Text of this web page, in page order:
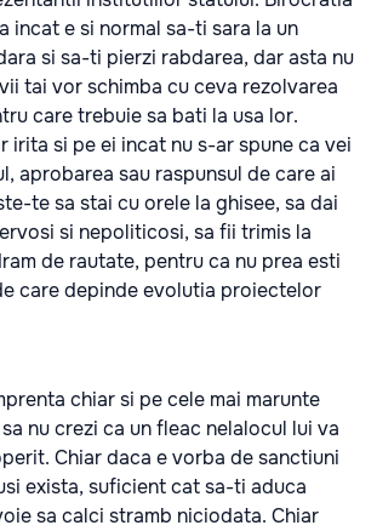
incat e si normal sa-ti sara la un
si sa-ti pierzi rabdarea, dar asta nu
tai vor schimba cu ceva rezolvarea
care trebuie sa bati la usa lor.
irita si pe ei incat nu s-ar spune ca vei
aprobarea sau raspunsul de care ai
te sa stai cu orele la ghisee, sa dai
si nepoliticosi, sa fii trimis la
de rautate, pentru ca nu prea esti
care depinde evolutia proiectelor
chiar si pe cele mai marunte
nu crezi ca un fleac nelalocul lui va
Chiar daca e vorba de sanctiuni
exista, suficient cat sa-ti aduca
sa calci stramb niciodata. Chiar